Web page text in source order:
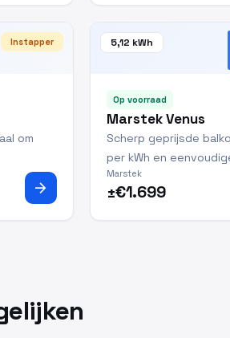
Instapper
om
arrow_forward
5,12 kWh
Op voorraad
Marstek Venus
Scherp geprijsde
per kWh en
Marstek
±€1.699